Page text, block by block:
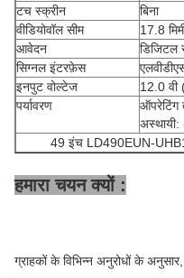
टच स्क्रीन
बिना
वीडियोवॉल सीम
17.8
आवेदन
डिजिटल
सिग्नल इंटरफ़ेस
इनपुट वोल्टेज
12.0 वी
पर्यावरण
ऑपरेटिंग
49 इंच LD490EUN-UHB1
हमारा चयन क्यों :
ग्राहकों के विभिन्न अनुरोधों के अनुसार,